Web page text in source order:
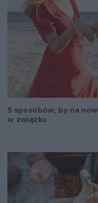
5 sposobów, by na
w związku